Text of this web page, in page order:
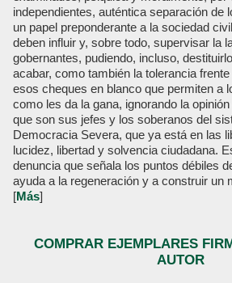
independientes, auténtica separación de
un papel preponderante a la sociedad
deben influir y, sobre todo, supervisar la
gobernantes, pudiendo, incluso,
acabar, como también la tolerancia
esos cheques en blanco que permiten a
como les da la gana, ignorando la
que son sus jefes y los soberanos del
Democracia Severa, que ya está en las
lucidez, libertad y solvencia ciudadana.
denuncia que señala los puntos débiles
ayuda a la regeneración y a construir un
[Más]
COMPRAR EJEMPLARES
AUTOR